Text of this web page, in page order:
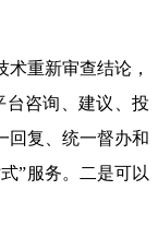
重新审查结论，
台咨询、建议、投
回复、统一督办和
”服务。二是可以